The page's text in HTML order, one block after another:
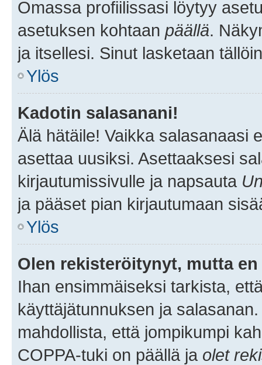
Omassa profiilissasi löytyy
asetuksen kohtaan päällä.
ja itsellesi. Sinut lasketaan
Ylös
Kadotin salasanani!
Älä hätäile! Vaikka salasanaasi
asettaa uusiksi. Asettaaksesi
kirjautumissivulle ja napsauta
ja pääset pian kirjautumaan
Ylös
Olen rekisteröitynyt, mutta
Ihan ensimmäiseksi tarkista,
käyttäjätunnuksen ja
mahdollista, että jompikumpi
COPPA-tuki on päällä ja olet